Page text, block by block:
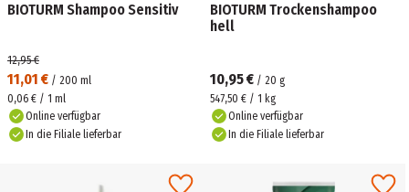
BIOTURM Shampoo Sensitiv
11,01 € / 200 ml
12,95 €
0,06 € / 1 ml
Online verfügbar
In die Filiale lieferbar
BIOTURM Trockenshampoo
hell
10,95 € / 20 g
547,50 € / 1 kg
Online verfügbar
In die Filiale lieferbar